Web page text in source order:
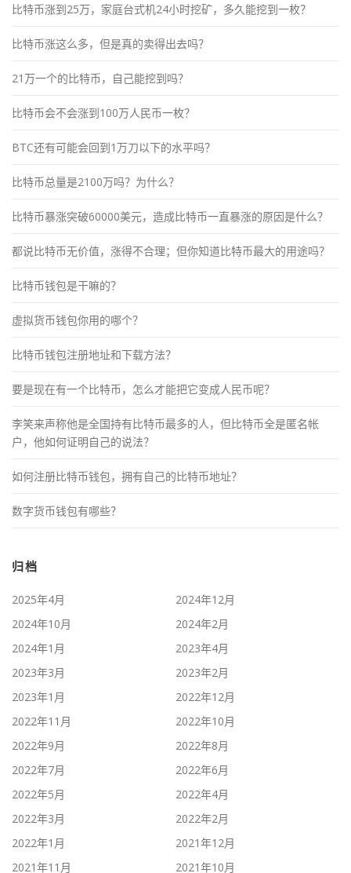
比特币涨到25万，家庭台式机24小时挖矿，多久能挖到一枚？
比特币涨这么多，但是真的卖得出去吗？
21万一个的比特币，自己能挖到吗？
比特币会不会涨到100万人民币一枚？
BTC还有可能会回到1万刀以下的水平吗？
比特币总量是2100万吗？为什么？
比特币暴涨突破60000美元，造成比特币一直暴涨的原因是什么？
都说比特币无价值，涨得不合理；但你知道比特币最大的用途吗？
比特币钱包是干嘛的？
虚拟货币钱包你用的哪个？
比特币钱包注册地址和下载方法？
要是现在有一个比特币，怎么才能把它变成人民币呢？
李笑来声称他是全国持有比特币最多的人，但比特币全是匿名帐
户，他如何证明自己的说法？
如何注册比特币钱包，拥有自己的比特币地址？
数字货币钱包有哪些？
归档
2025年4月
2024年12月
2024年10月
2024年2月
2024年1月
2023年4月
2023年3月
2023年2月
2023年1月
2022年12月
2022年11月
2022年10月
2022年9月
2022年8月
2022年7月
2022年6月
2022年5月
2022年4月
2022年3月
2022年2月
2022年1月
2021年12月
2021年11月
2021年10月